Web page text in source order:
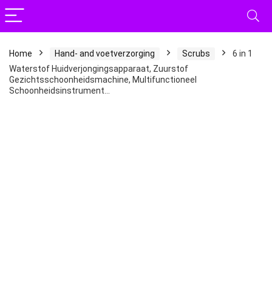
Home Hand- and voetverzorging Scrubs
6 in 1
Waterstof Huidverjongingsapparaat, Zuurstof
Gezichtsschoonheidsmachine, Multifunctioneel
Schoonheidsinstrument…